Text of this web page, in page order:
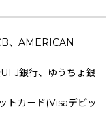
、AMERICAN
銀行、ゆうちょ銀
トカード(Visaデビッ